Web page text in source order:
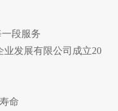
段服务
发展有限公司成立20
命